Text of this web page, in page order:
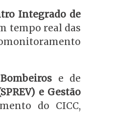
Integrado de
tempo real das
e de
e Gestão
do CICC,